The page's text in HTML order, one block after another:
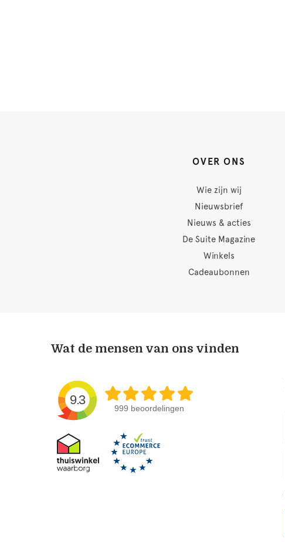
OVER ONS
Wie zijn wij
Nieuwsbrief
Nieuws & acties
De Suite Magazine
Winkels
Cadeaubonnen
Wat de mensen van ons vinden
9.3
999 beoordelingen